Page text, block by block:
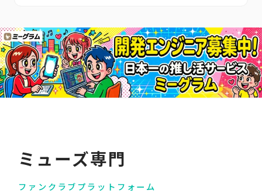
ミューズ専門
ファンクラブプラットフォーム